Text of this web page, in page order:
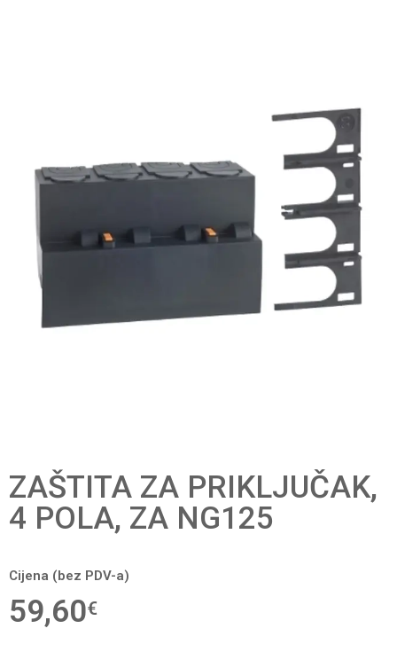
ZAŠTITA ZA PRIKLJUČAK,
4 POLA, ZA NG125
Cijena (bez PDV-a)
59,60€